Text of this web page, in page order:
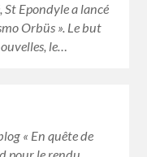
St Epondyle a lancé
Orbüs ». Le but
le…
« En quête de